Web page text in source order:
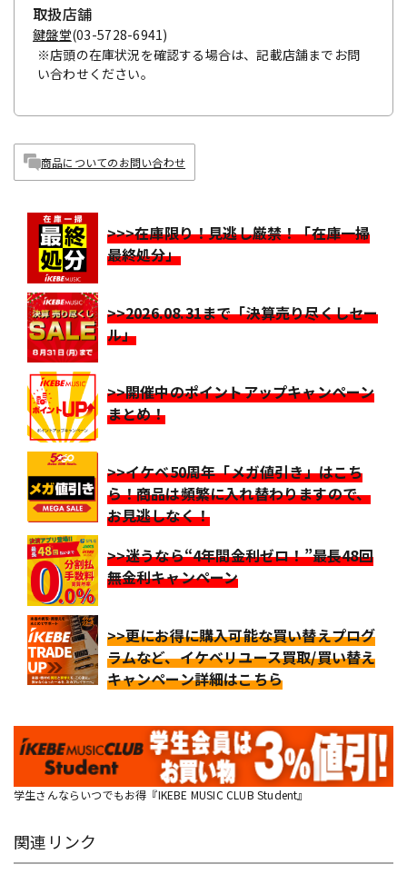
取扱店舗
鍵盤堂(03-5728-6941)
※店頭の在庫状況を確認する場合は、記載店舗までお問
い合わせください。
商品についてのお問い合わせ
>>>在庫限り！見逃し厳禁！「在庫一掃
最終処分」
>>2026.08.31まで「決算売り尽くしセー
ル」
>>開催中のポイントアップキャンペーン
まとめ！
>>イケベ50周年「メガ値引き」はこち
ら！商品は頻繁に入れ替わりますので、
お見逃しなく！
>>迷うなら“4年間金利ゼロ！”最長48回
無金利キャンペーン
>>更にお得に購入可能な買い替えプログ
ラムなど、イケベリユース買取/買い替え
キャンペーン詳細はこちら
学生さんならいつでもお得『IKEBE MUSIC CLUB Student』
関連リンク